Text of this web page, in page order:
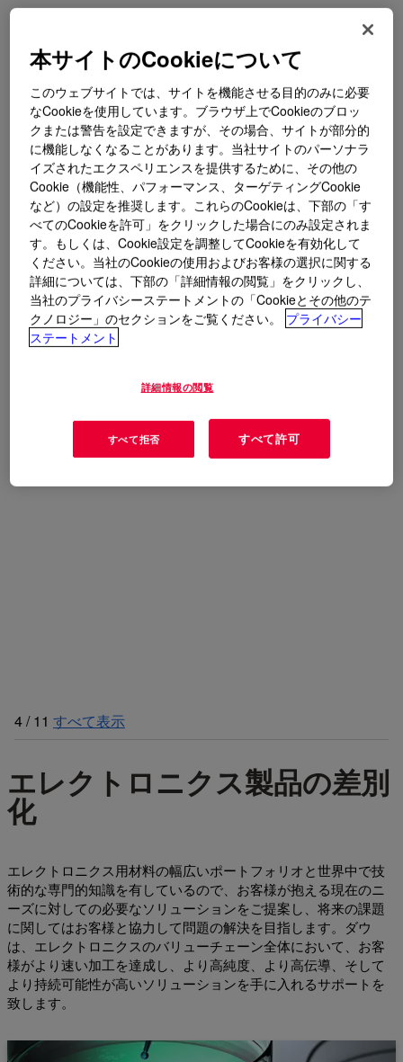
4/ 11 すべて表示
エレクトロニクス製品の差別
化
エレクトロニクス用材料の幅広いポートフォリオと世界中で技
術的な専門的知識を有しているので、お客様が抱える現在のニ
ーズに対しての必要なソリューションをご提案し、将来の課題
に関してはお客様と協力して問題の解決を目指します。ダウ
は、エレクトロニクスのバリューチェーン全体において、お客
様がより速い加工を達成し、より高純度、より高伝導、そして
より持続可能性が高いソリューションを手に入れるサポートを
致します。
本サイトのCookieについて
このウェブサイトでは、サイトを機能させる目的のみに必要
なCookieを使用しています。ブラウザ上でCookieのブロッ
クまたは警告を設定できますが、その場合、サイトが部分的
に機能しなくなることがあります。当社サイトのパーソナラ
イズされたエクスペリエンスを提供するために、その他の
Cookie（機能性、パフォーマンス、ターゲティングCookie
など）の設定を推奨します。これらのCookieは、下部の「す
べてのCookieを許可」をクリックした場合にのみ設定されま
す。もしくは、Cookie設定を調整してCookieを有効化して
ください。当社のCookieの使用およびお客様の選択に関する
詳細については、下部の「詳細情報の閲覧」をクリックし、
当社のプライバシーステートメントの「Cookieとその他のテ
クノロジー」のセクションをご覧ください。
プライバシー
ステートメント
詳細情報の閲覧
すべて拒否 すべて許可